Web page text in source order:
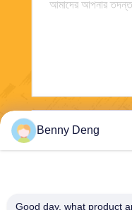
Benny Deng
Good day, what product